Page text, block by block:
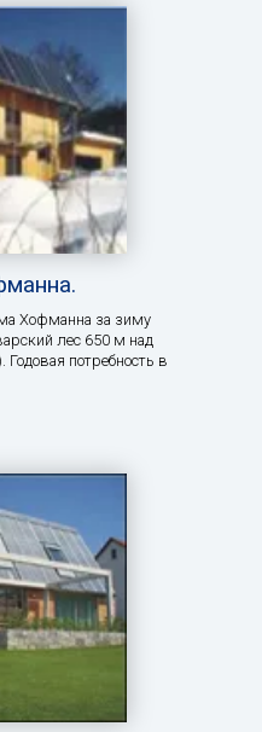
Хофманна за зиму
лес 650 м над
потребность в